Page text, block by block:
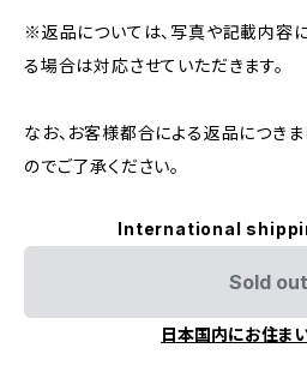
※返品については、写真や記載内容
る場合は対応させていただきます。
なお、お客様都合による返品につき
のでご了承ください。
International
Sold out
日本国内にお住ま